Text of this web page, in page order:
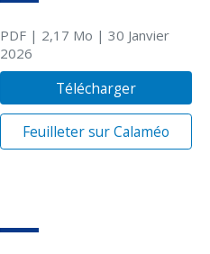
PDF| 2,17 Mo | 30 Janvier
2026
Télécharger
Feuilleter sur Calaméo